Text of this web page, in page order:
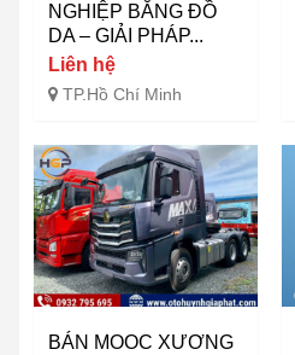
NGHIỆP BẰNG ĐỒ
DA – GIẢI PHÁP...
Liên hệ
TP.Hồ Chí Minh
BÁN MOOC XƯƠNG